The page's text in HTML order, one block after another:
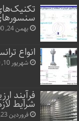
بهمن 24, 1400
انواع
شهریور 10, 1400
فرآیند
شرایط
فروردین 23, 1400